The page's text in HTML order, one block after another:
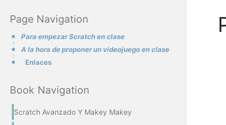
Page Navigation
Para empezar Scratch en clase
A la hora de proponer un videojuego en clase
Enlaces
Book Navigation
Scratch Avanzado Y Makey Makey